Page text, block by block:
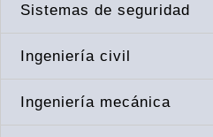
Sistemas de seguridad
Ingeniería civil
Ingeniería mecánica